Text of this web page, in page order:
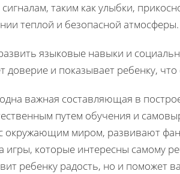
таким как улыбки,
теплой и безопасной атмосферы.
языковые навыки и
доверие и показывает ребенку,
важная составляющая в
путем обучения и
окружающим миром, развивают
игры, которые интересны самому
ребенку радость, но и поможет